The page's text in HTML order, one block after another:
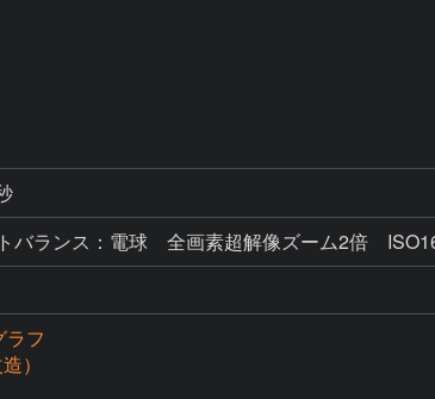
バランス：電球 全画素超解像ズーム2倍
フ
）